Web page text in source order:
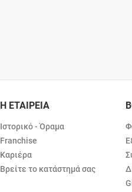
Η ΕΤΑΙΡΕΙΑ
Ιστορικό - Όραμα
Franchise
Καριέρα
Βρείτε το κατάστημά σας